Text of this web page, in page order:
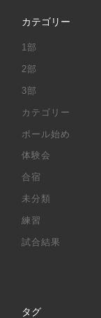
カテゴリー
1部
2部
3部
カテゴリー
ボール始め
体験会
合宿
未分類
練習
試合結果
タグ